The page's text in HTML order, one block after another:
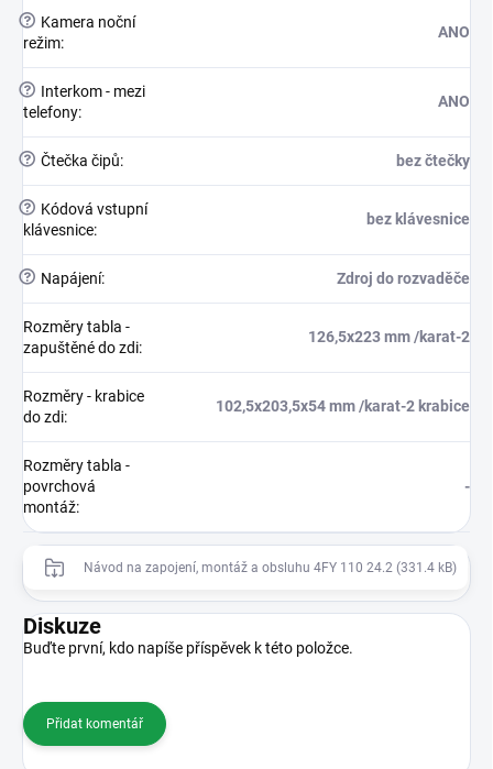
?
Kamera noční
režim:
ANO
?
Interkom - mezi
telefony:
ANO
? Čtečka čipů: bez čtečky
?
Kódová vstupní
klávesnice:
bez klávesnice
? Napájení: Zdroj do rozvaděče
Rozměry tabla -
zapuštěné do zdi:
126,5x223 mm /karat-2
Rozměry - krabice
do zdi:
102,5x203,5x54 mm /karat-2 krabice
Rozměry tabla -
povrchová
montáž:
-
Návod na zapojení, montáž a obsluhu 4FY 110 24.2 (331.4 kB)
Diskuze
Buďte první, kdo napíše příspěvek k této položce.
Přidat komentář